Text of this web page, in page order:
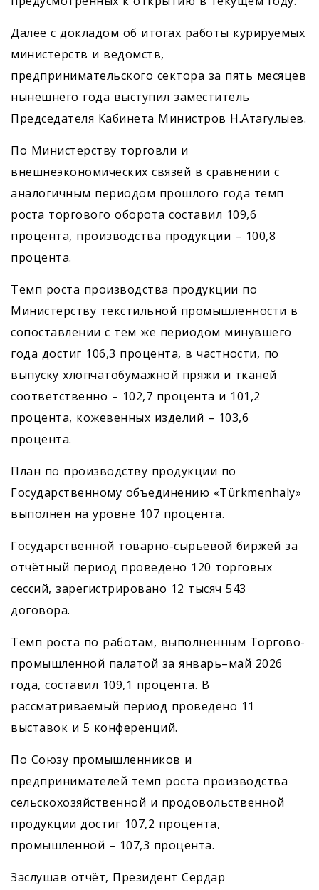
Далее с докладом об итогах работы курируемых
министерств и ведомств,
предпринимательского сектора за пять месяцев
нынешнего года выступил заместитель
Председателя Кабинета Министров Н.Атагулыев.
По Министерству торговли и
внешнеэкономических связей в сравнении с
аналогичным периодом прошлого года темп
роста торгового оборота составил 109,6
процента, производства продукции – 100,8
процента.
Темп роста производства продукции по
Министерству текстильной промышленности в
сопоставлении с тем же периодом минувшего
года достиг 106,3 процента, в частности, по
выпуску хлопчатобумажной пряжи и тканей
соответственно – 102,7 процента и 101,2
процента, кожевенных изделий – 103,6
процента.
План по производству продукции по
Государственному объединению «Türkmenhaly»
выполнен на уровне 107 процента.
Государственной товарно-сырьевой биржей за
отчётный период проведено 120 торговых
сессий, зарегистрировано 12 тысяч 543
договора.
Темп роста по работам, выполненным Торгово-
промышленной палатой за январь–май 2026
года, составил 109,1 процента. В
рассматриваемый период проведено 11
выставок и 5 конференций.
По Союзу промышленников и
предпринимателей темп роста производства
сельскохозяйственной и продовольственной
продукции достиг 107,2 процента,
промышленной – 107,3 процента.
Заслушав отчёт, Президент Сердар